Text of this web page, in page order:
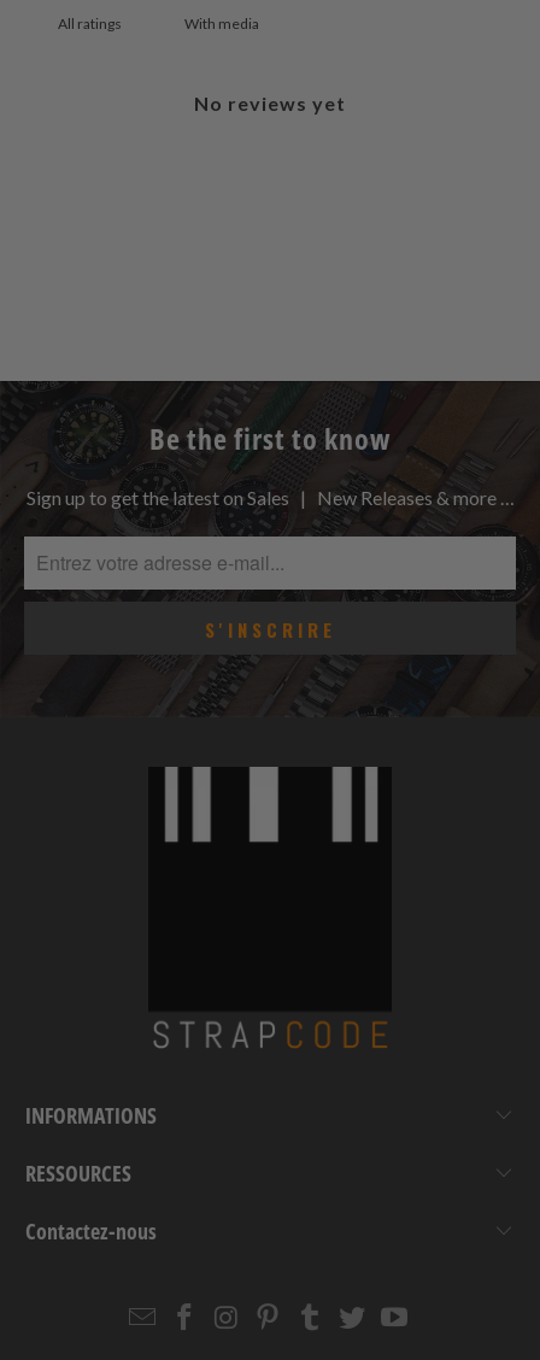
With media
No reviews yet
Be the first to know
Sign up to get the latest on Sales | New Releases & more …
INFORMATIONS
RESSOURCES
Contactez-nous
EmailStrapcode
Strapcode
Strapcode
Strapcode
Strapcode